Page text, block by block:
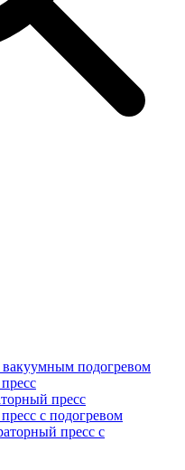
подогревом
пресс
с подогревом
пресс с